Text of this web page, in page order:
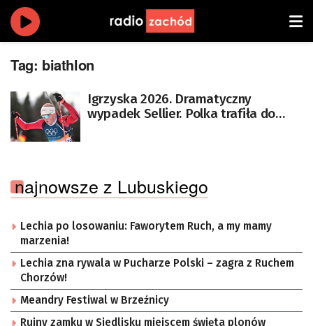
Tag: biathlon
Igrzyska 2026. Dramatyczny
wypadek Sellier. Polka trafiła do
najnowsze z Lubuskiego
Lechia po losowaniu: Faworytem Ruch, a my mamy
marzenia!
Lechia zna rywala w Pucharze Polski – zagra z Ruchem
Chorzów!
Meandry Festiwal w Brzeźnicy
Ruiny zamku w Siedlisku miejscem święta plonów